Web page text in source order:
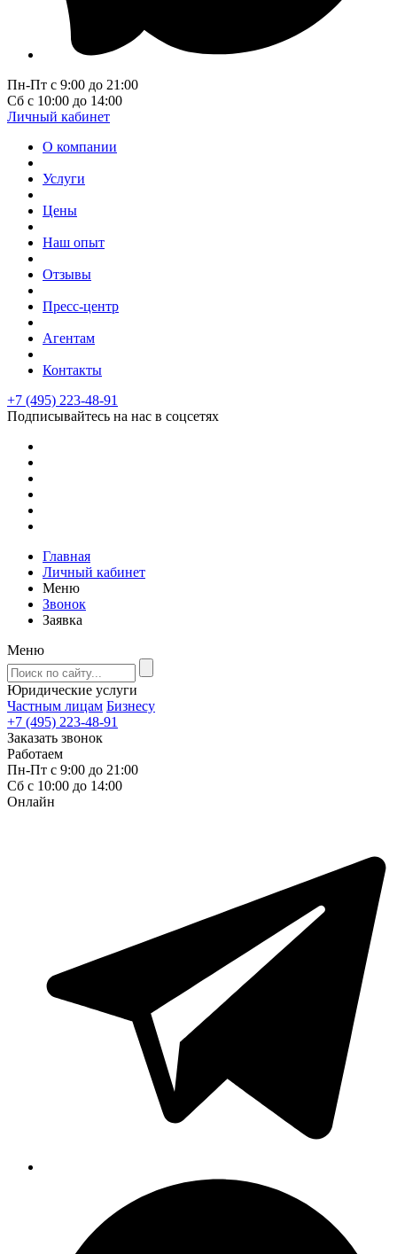
Пн-Пт с 9:00 до 21:00
Сб с 10:00 до 14:00
Личный кабинет
О компании
Услуги
Цены
Наш опыт
Отзывы
Пресс-центр
Агентам
Контакты
+7 (495) 223-48-91
Подписывайтесь на нас в соцсетях
Главная
Личный кабинет
Меню
Звонок
Заявка
Меню
Юридические услуги
Частным лицам Бизнесу
+7 (495) 223-48-91
Заказать звонок
Работаем
Пн-Пт с 9:00 до 21:00
Сб с 10:00 до 14:00
Онлайн